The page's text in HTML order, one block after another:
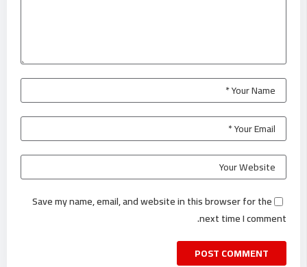
Save my name, email, and website in this browser for the
next time I comment.